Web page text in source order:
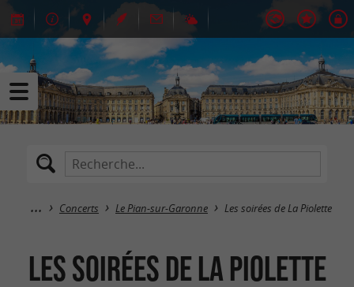
Concerts Le Pian-sur-Garonne Les soirées de La Piolette
Les soirées de La Piolette